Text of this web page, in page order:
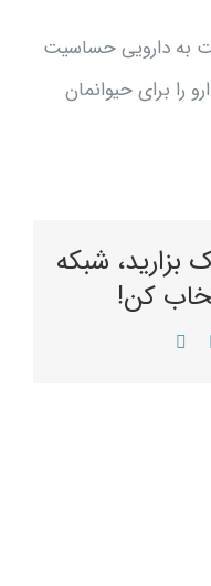
به دارویی حساسیت
را برای حیوانمان
بزارید، شبکه
کن!
LinkedIn